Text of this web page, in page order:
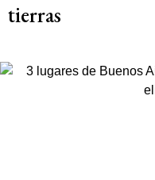
tierras